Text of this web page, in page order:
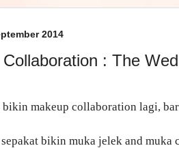
2014
Collaboration : The
bikin makeup collaboration lagi,
bikin muka jelek and muka